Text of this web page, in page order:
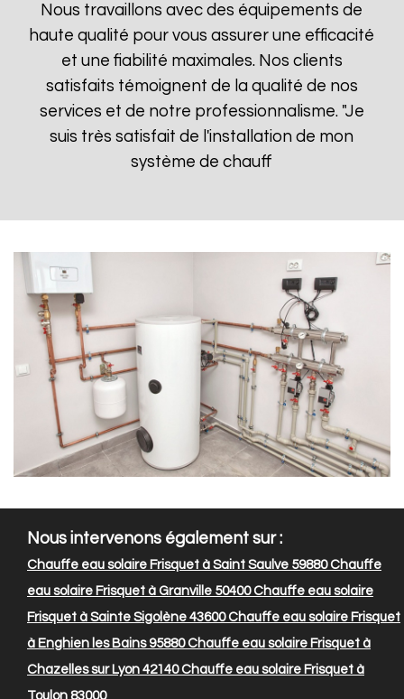
Nous travaillons avec des équipements de
haute qualité pour vous assurer une efficacité
et une fiabilité maximales. Nos clients
satisfaits témoignent de la qualité de nos
services et de notre professionnalisme. "Je
suis très satisfait de l'installation de mon
système de chauff
Nous intervenons également sur :
Chauffe eau solaire Frisquet à Saint Saulve 59880Chauffe
eau solaire Frisquet à Granville 50400Chauffe eau solaire
Frisquet à Sainte Sigolène 43600Chauffe eau solaire Frisquet
à Enghien les Bains 95880Chauffe eau solaire Frisquet à
Chazelles sur Lyon 42140Chauffe eau solaire Frisquet à
Toulon 83000